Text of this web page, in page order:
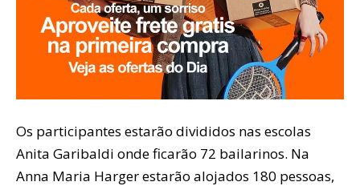
Os participantes estarão divididos nas escolas
Anita Garibaldi onde ficarão 72 bailarinos. Na
Anna Maria Harger estarão alojados 180 pessoas,